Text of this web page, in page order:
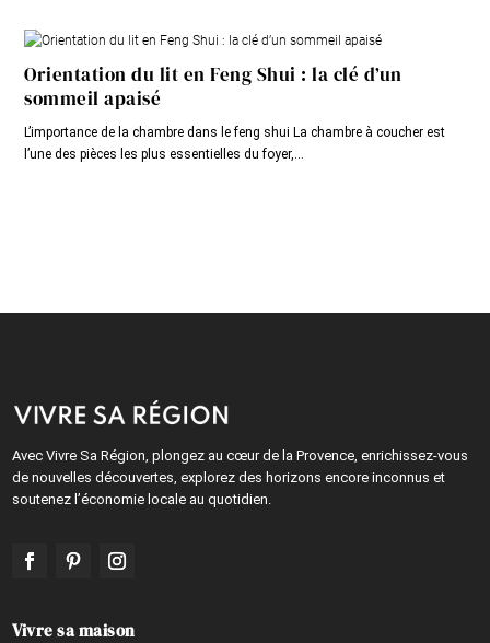
Orientation du lit en Feng Shui : la clé d’un
sommeil apaisé
L’importance de la chambre dans le feng shui La chambre à coucher est
l’une des pièces les plus essentielles du foyer,...
Avec Vivre Sa Région, plongez au cœur de la Provence, enrichissez-vous
de nouvelles découvertes, explorez des horizons encore inconnus et
soutenez l’économie locale au quotidien.
Vivre sa maison